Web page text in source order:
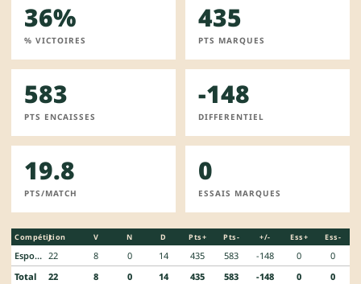
36%
% VICTOIRES
435
PTS MARQUES
583
PTS ENCAISSES
-148
DIFFERENTIEL
19.8
PTS/MATCH
0
ESSAIS MARQUES
Compétition
J V N D Pts+ Pts- +/- Ess+ Ess-
Espoirs Federaux 22 8 0 14 435 583 -148 0
0
Total
22 8 0 14 435 583 -148 0 0